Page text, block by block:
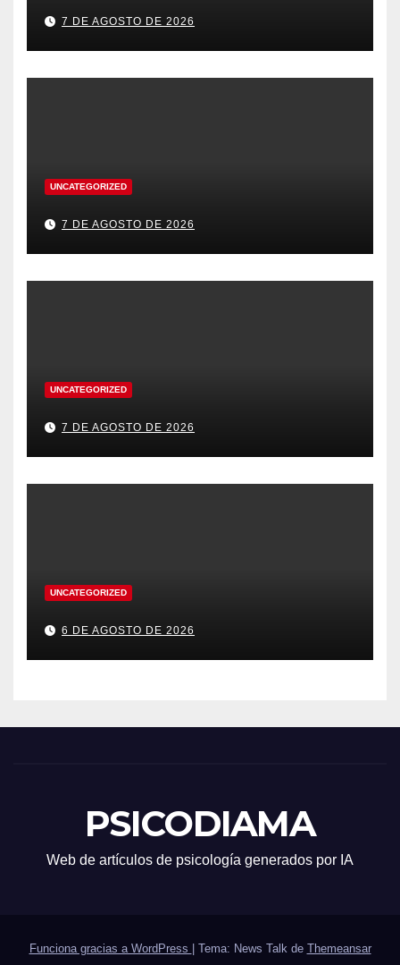
7 DE AGOSTO DE 2026
UNCATEGORIZED
7 DE AGOSTO DE 2026
UNCATEGORIZED
7 DE AGOSTO DE 2026
UNCATEGORIZED
6 DE AGOSTO DE 2026
PSICODIAMA
Web de artículos de psicología generados por IA
Funciona gracias a WordPress Tema: News Talk de Themeansar